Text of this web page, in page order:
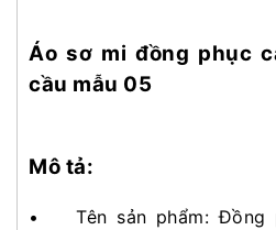
Áo sơ mi đồng phục
cầu mẫu 05
Mô tả:
• Tên sản phẩm: Đồng